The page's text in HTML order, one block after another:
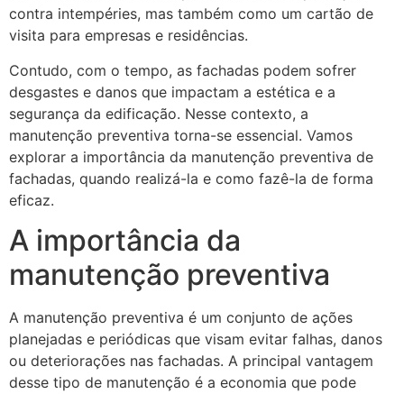
contra intempéries, mas também como um cartão de
visita para empresas e residências.
Contudo, com o tempo, as fachadas podem sofrer
desgastes e danos que impactam a estética e a
segurança da edificação. Nesse contexto, a
manutenção preventiva torna-se essencial. Vamos
explorar a importância da manutenção preventiva de
fachadas, quando realizá-la e como fazê-la de forma
eficaz.
A importância da
manutenção preventiva
A manutenção preventiva é um conjunto de ações
planejadas e periódicas que visam evitar falhas, danos
ou deteriorações nas fachadas. A principal vantagem
desse tipo de manutenção é a economia que pode